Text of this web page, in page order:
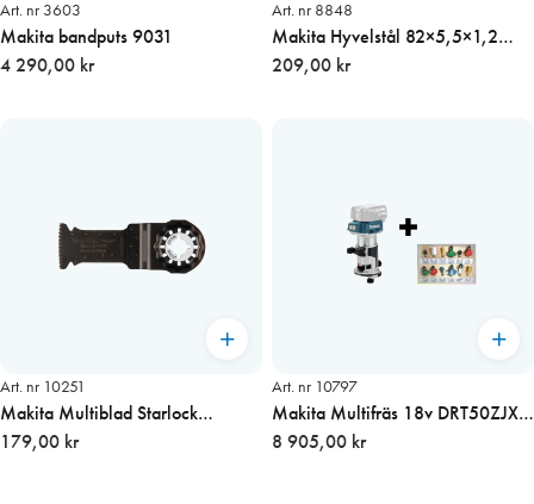
Art. nr 3603
Makita bandputs 9031
4 290,00 kr
Art. nr 8848
Makita Hyvelstål 82×5,5×1,2
mm, 2 st/frp
209,00 kr
Art. nr 10251
Makita Multiblad Starlock
Bim=32mm L=50mm
179,00 kr
Art. nr 10797
Makita Multifräs 18v DRT50ZJX5
+ Frässet 12-delar
8 905,00 kr